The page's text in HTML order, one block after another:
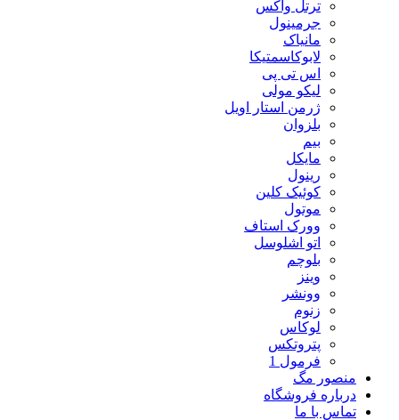
ترتل واکس
جرمینول
مانیاک
لابوکاسمتیکا
اس تی پی
لیکو مولی
ژرمن استار اویل
بلزوان
بیم
مایکل
رینول
کوئیک کلین
موتول
وورک استاف
اتو اشلوسل
بلوچم
وینز
وونشر
زنوم
لوکاس
پتروتکس
فرمول 1
منصور مگ
درباره فروشگاه
تماس با ما